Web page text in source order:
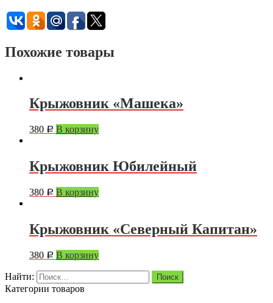
Похожие товары
Крыжовник «Машека»
380 Р В корзину
Крыжовник Юбилейный
380 Р В корзину
Крыжовник «Северный Капитан»
380 Р В корзину
Найти:
Категории товаров